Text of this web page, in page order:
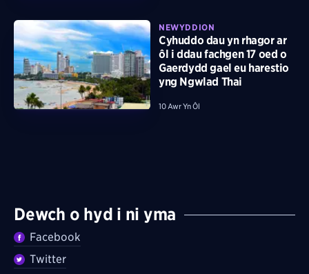
NEWYDDION
Cyhuddo dau yn rhagor ar
ôl i ddau fachgen 17 oed o
Gaerdydd gael eu harestio
yng Ngwlad Thai
10 Awr Yn Ôl
Dewch o hyd i ni yma
Facebook
Twitter